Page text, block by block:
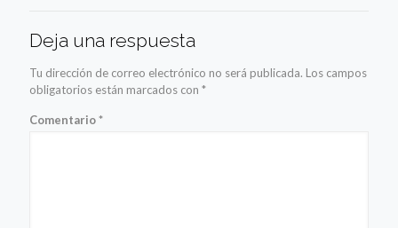
Deja una respuesta
Tu dirección de correo electrónico no será publicada. Los campos
obligatorios están marcados con *
Comentario*